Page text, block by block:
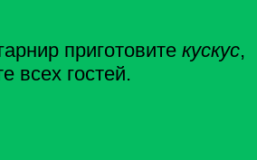
приготовите кускус,
всех гостей.